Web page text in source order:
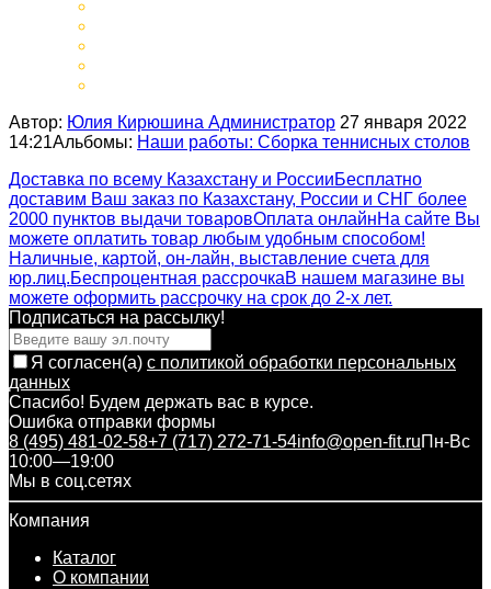
Автор: Юлия Кирюшина Администратор 27 января 2022
14:21Альбомы: Наши работы: Сборка теннисных столов
Доставка по всему Казахстану и РоссииБесплатно
доставим Ваш заказ по Казахстану, России и СНГ более
2000 пунктов выдачи товаровОплата онлайнНа сайте Вы
можете оплатить товар любым удобным способом!
Наличные, картой, он-лайн, выставление счета для
юр.лиц.Беспроцентная рассрочкаВ нашем магазине вы
можете оформить рассрочку на срок до 2-х лет.
Подписаться на рассылкy!
Я согласен(a) с политикой обработки персональных
данных
Спасибо! Будем держать вас в курсе.
Ошибка отправки формы
8 (495) 481-02-58+7 (717) 272-71-54info@open-fit.ruПн-Вс
10:00—19:00
Мы в соц.сетях
Компания
Каталог
О компании